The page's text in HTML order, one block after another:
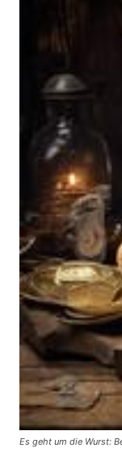
Es geht um die Wurst: